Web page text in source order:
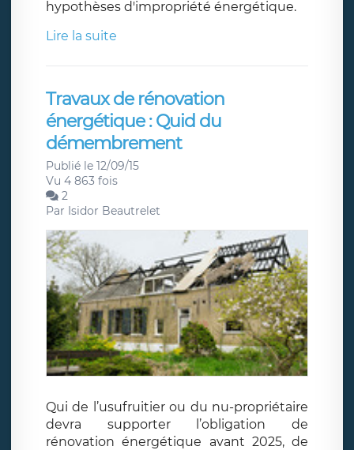
hypothèses d'impropriété énergétique.
Lire la suite
Travaux de rénovation
énergétique : Quid du
démembrement
Publié le 12/09/15
Vu 4 863 fois
2
Par Isidor Beautrelet
Qui de l’usufruitier ou du nu-propriétaire
devra supporter l’obligation de
rénovation énergétique avant 2025, de